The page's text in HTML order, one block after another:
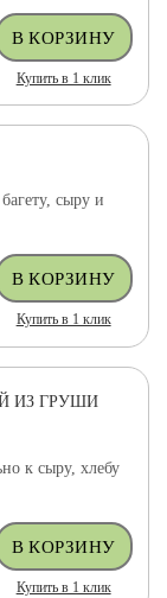
Купить в 1 клик
сыру и
Купить в 1 клик
ИЗ ГРУШИ
к сыру, хлебу
Купить в 1 клик